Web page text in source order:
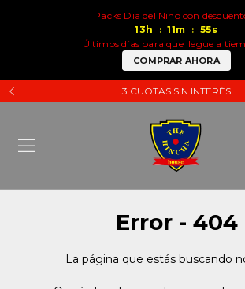
Packs Dia del Niño con
13 h : 11m : 55s
Últimos días para que llegue a
COMPRAR AHORA
3 CUOTAS SIN INTERÉS
Error - 404
La página que estás buscando